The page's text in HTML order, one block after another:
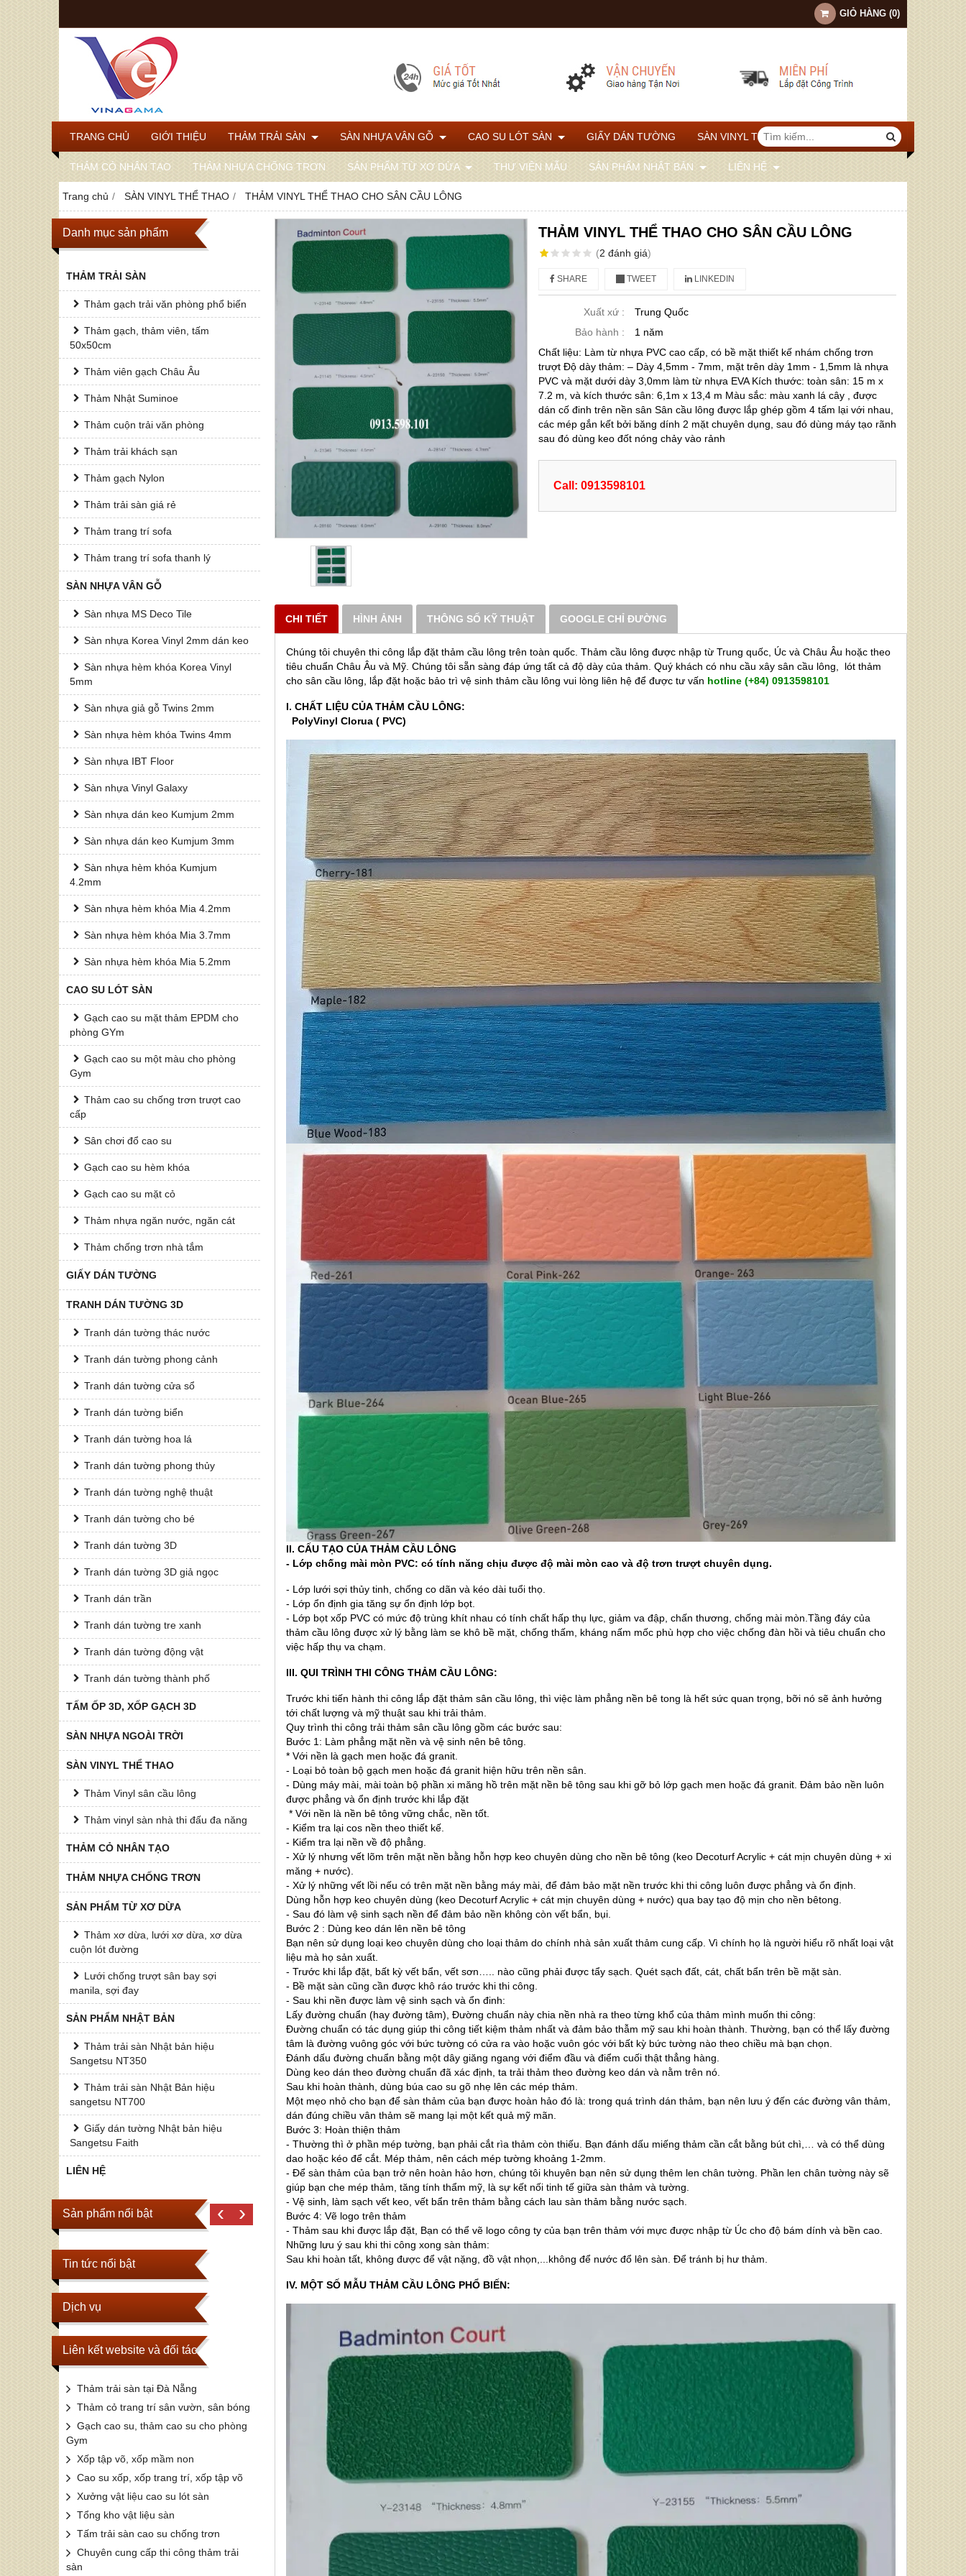
GIỎ HÀNG (0)
TRANG CHỦ GIỚI THIỆU THẢM TRẢI SÀN SÀN NHỰA VÂN GỖ CAO SU LÓT SÀN GIẤY DÁN TƯỜNG SÀN VINYL THỂ THAO
THẢM CỎ NHÂN TẠO THẢM NHỰA CHỐNG TRƠN SẢN PHẨM TỪ XƠ DỪA THƯ VIỆN MẪU SẢN PHẨM NHẬT BẢN LIÊN HỆ
Trang chủ SÀN VINYL THỂ THAO THẢM VINYL THỂ THAO CHO SÂN CẦU LÔNG
Danh mục sản phẩm
THẢM TRẢI SÀN
Thảm gạch trải văn phòng phổ biến
Thảm gạch, thảm viên, tấm
50x50cm
Thảm viên gạch Châu Âu
Thảm Nhật Suminoe
Thảm cuộn trải văn phòng
Thảm trải khách sạn
Thảm gạch Nylon
Thảm trải sàn giá rẻ
Thảm trang trí sofa
Thảm trang trí sofa thanh lý
SÀN NHỰA VÂN GỖ
Sàn nhựa MS Deco Tile
Sàn nhựa Korea Vinyl 2mm dán keo
Sàn nhựa hèm khóa Korea Vinyl
5mm
Sàn nhựa giả gỗ Twins 2mm
Sàn nhựa hèm khóa Twins 4mm
Sàn nhựa IBT Floor
Sàn nhựa Vinyl Galaxy
Sàn nhựa dán keo Kumjum 2mm
Sàn nhựa dán keo Kumjum 3mm
Sàn nhựa hèm khóa Kumjum
4.2mm
Sàn nhựa hèm khóa Mia 4.2mm
Sàn nhựa hèm khóa Mia 3.7mm
Sàn nhựa hèm khóa Mia 5.2mm
CAO SU LÓT SÀN
Gạch cao su mặt thảm EPDM cho
phòng GYm
Gạch cao su một màu cho phòng
Gym
Thảm cao su chống trơn trượt cao
cấp
Sân chơi đổ cao su
Gạch cao su hèm khóa
Gạch cao su mặt cỏ
Thảm nhựa ngăn nước, ngăn cát
Thảm chống trơn nhà tắm
GIẤY DÁN TƯỜNG
TRANH DÁN TƯỜNG 3D
Tranh dán tường thác nước
Tranh dán tường phong cảnh
Tranh dán tường cửa sổ
Tranh dán tường biển
Tranh dán tường hoa lá
Tranh dán tường phong thủy
Tranh dán tường nghệ thuật
Tranh dán tường cho bé
Tranh dán tường 3D
Tranh dán tường 3D giả ngọc
Tranh dán trần
Tranh dán tường tre xanh
Tranh dán tường động vật
Tranh dán tường thành phố
TẤM ỐP 3D, XỐP GẠCH 3D
SÀN NHỰA NGOÀI TRỜI
SÀN VINYL THỂ THAO
Thảm Vinyl sân cầu lông
Thảm vinyl sàn nhà thi đấu đa năng
THẢM CỎ NHÂN TẠO
THẢM NHỰA CHỐNG TRƠN
SẢN PHẨM TỪ XƠ DỪA
Thảm xơ dừa, lưới xơ dừa, xơ dừa
cuộn lót đường
Lưới chống trượt sân bay sợi
manila, sợi đay
SẢN PHẨM NHẬT BẢN
Thảm trải sàn Nhật bản hiệu
Sangetsu NT350
Thảm trải sàn Nhật Bản hiệu
sangetsu NT700
Giấy dán tường Nhật bản hiệu
Sangetsu Faith
LIÊN HỆ
Sản phẩm nổi bật ‹ ›
Tin tức nổi bật
Dịch vụ
Liên kết website và đối tác
Thảm trải sàn tại Đà Nẵng
Thảm cỏ trang trí sân vườn, sân bóng
Gạch cao su, thảm cao su cho phòng
Gym
Xốp tập võ, xốp mầm non
Cao su xốp, xốp trang trí, xốp tập võ
Xưởng vật liệu cao su lót sàn
Tổng kho vật liệu sàn
Tấm trải sàn cao su chống trơn
Chuyên cung cấp thi công thảm trải
sàn
THẢM VINYL THỂ THAO CHO SÂN CẦU LÔNG
(2 đánh giá)
SHARE TWEET LINKEDIN
Xuất xứ :
Trung Quốc
Bảo hành :
1 năm
Chất liệu: Làm từ nhựa PVC cao cấp, có bề mặt thiết kế nhám chống trơn
trượt Độ dày thảm: – Dày 4,5mm - 7mm, mặt trên dày 1mm - 1,5mm là nhựa
PVC và mặt dưới dày 3,0mm làm từ nhựa EVA Kích thước: toàn sân: 15 m x
7.2 m, và kích thước sân: 6,1m x 13,4 m Màu sắc: màu xanh lá cây , được
dán cố đinh trên nền sân Sân cầu lông được lắp ghép gồm 4 tấm lại với nhau,
các mép gắn kết bởi băng dính 2 mặt chuyên dụng, sau đó dùng máy tạo rãnh
sau đó dùng keo đốt nóng chảy vào rảnh
Call: 0913598101
CHI TIẾT HÌNH ẢNH THÔNG SỐ KỸ THUẬT GOOGLE CHỈ ĐƯỜNG
Chúng tôi chuyên thi công lắp đặt thảm cầu lông trên toàn quốc. Thảm cầu lông được nhập từ Trung quốc, Úc và Châu Âu hoặc theo
tiêu chuẩn Châu Âu và Mỹ. Chúng tôi sẵn sàng đáp ứng tất cả độ dày của thảm. Quý khách có nhu cầu xây sân cầu lông, lót thảm
cho sân cầu lông, lắp đặt hoặc bảo trì vệ sinh thảm cầu lông vui lòng liên hệ để được tư vấn hotline (+84) 0913598101
I. CHẤT LIỆU CỦA THẢM CẦU LÔNG:
PolyVinyl Clorua ( PVC)
II. CẤU TẠO CỦA THẢM CẦU LÔNG
- Lớp chống mài mòn PVC: có tính năng chịu được độ mài mòn cao và độ trơn trượt chuyên dụng.
- Lớp lưới sợi thủy tinh, chống co dãn và kéo dài tuổi thọ.
- Lớp ổn định gia tăng sự ổn định lớp bọt.
- Lớp bọt xốp PVC có mức độ trùng khít nhau có tính chất hấp thụ lực, giảm va đập, chấn thương, chống mài mòn.Tầng đáy của
thảm cầu lông được xử lý bằng làm se khô bề mặt, chống thấm, kháng nấm mốc phù hợp cho việc chống đàn hồi và tiêu chuẩn cho
việc hấp thụ va chạm.
III. QUI TRÌNH THI CÔNG THẢM CẦU LÔNG:
Trước khi tiến hành thi công lắp đặt thảm sân cầu lông, thì việc làm phẳng nền bê tong là hết sức quan trọng, bỡi nó sẽ ảnh hưởng
tới chất lượng và mỹ thuật sau khi trải thảm.
Quy trình thi công trải thảm sân cầu lông gồm các bước sau:
Bước 1: Làm phẳng mặt nền và vệ sinh nên bê tông.
* Với nền là gạch men hoặc đá granit.
- Loại bỏ toàn bộ gạch men hoặc đá granit hiện hữu trên nền sân.
- Dùng máy mài, mài toàn bộ phần xi măng hồ trên mặt nền bê tông sau khi gỡ bỏ lớp gạch men hoặc đá granit. Đảm bảo nền luôn
được phẳng và ổn định trước khi lắp đặt
* Với nền là nền bê tông vững chắc, nền tốt.
- Kiểm tra lại cos nền theo thiết kế.
- Kiểm tra lại nền về độ phẳng.
- Xử lý nhưng vết lõm trên mặt nền bằng hỗn hợp keo chuyên dùng cho nền bê tông (keo Decoturf Acrylic + cát mịn chuyên dùng + xi
măng + nước).
- Xử lý những vết lồi nếu có trên mặt nền bằng máy mài, để đảm bảo mặt nền trước khi thi công luôn được phẳng và ổn định.
Dùng hỗn hợp keo chuyên dùng (keo Decoturf Acrylic + cát mịn chuyên dùng + nước) qua bay tạo độ mịn cho nền bêtong.
- Sau đó làm vệ sinh sạch nền để đảm bảo nền không còn vết bẩn, bụi.
Bước 2 : Dùng keo dán lên nền bê tông
Bạn nên sử dụng loại keo chuyên dùng cho loại thảm do chính nhà sản xuất thảm cung cấp. Vì chính họ là người hiểu rõ nhất loại vật
liệu mà họ sản xuất.
- Trước khi lắp đặt, bất kỳ vết bẩn, vết sơn….. nào cũng phải được tẩy sạch. Quét sạch đất, cát, chất bẩn trên bề mặt sàn.
- Bề mặt sàn cũng cần được khô ráo trước khi thi công.
- Sau khi nền được làm vệ sinh sạch và ổn đinh:
Lấy đường chuẩn (hay đường tâm), Đường chuẩn này chia nền nhà ra theo từng khổ của thảm mình muốn thi công:
Đường chuẩn có tác dụng giúp thi công tiết kiệm thảm nhất và đảm bảo thẫm mỹ sau khi hoàn thành. Thường, bạn có thể lấy đường
tâm là đường vuông góc với bức tường có cửa ra vào hoặc vuôn góc với bất kỳ bức tường nào theo chiều mà bạn chọn.
Đánh dấu đường chuẩn bằng một dây giăng ngang với điểm đầu và điểm cuối thật thẳng hàng.
Dùng keo dán theo đường chuẩn đã xác định, ta trải thảm theo đường keo dán và nằm trên nó.
Sau khi hoàn thành, dùng búa cao su gõ nhẹ lên các mép thảm.
Một mẹo nhỏ cho bạn để sàn thảm của bạn được hoàn hảo đó là: trong quá trình dán thảm, bạn nên lưu ý đến các đường vân thảm,
dán đúng chiều vân thảm sẽ mang lại một kết quả mỹ mãn.
Bước 3: Hoàn thiện thảm
- Thường thì ở phần mép tường, bạn phải cắt rìa thảm còn thiếu. Bạn đánh dấu miếng thảm cần cắt bằng bút chì,… và có thể dùng
dao hoặc kéo để cắt. Mép thảm, nên cách mép tường khoảng 1-2mm.
- Để sàn thảm của bạn trở nên hoàn hảo hơn, chúng tôi khuyên bạn nên sử dụng thêm len chân tường. Phần len chân tường này sẽ
giúp bạn che mép thảm, tăng tính thẩm mỹ, là sự kết nối tinh tế giữa sàn thảm và tường.
- Vệ sinh, làm sạch vết keo, vết bẩn trên thảm bằng cách lau sàn thảm bằng nước sạch.
Bước 4: Vẽ logo trên thảm
- Thảm sau khi được lắp đặt, Bạn có thể vẽ logo công ty của bạn trên thảm với mực được nhập từ Úc cho độ bám dính và bền cao.
Những lưu ý sau khi thi công xong sàn thảm:
Sau khi hoàn tất, không được để vật nặng, đồ vật nhọn,...không để nước đổ lên sàn. Để tránh bị hư thảm.
IV. MỘT SỐ MẪU THẢM CẦU LÔNG PHỔ BIẾN: